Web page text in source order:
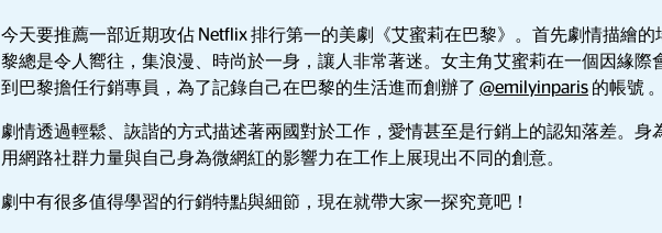
今天要推薦一部近期攻佔 Netflix 排行第一的美劇《艾蜜莉在巴黎》。首先劇情描繪的
黎總是令人嚮往，集浪漫、時尚於一身，讓人非常著迷。女主角艾蜜莉在一個因緣際
到巴黎擔任行銷專員，為了記錄自己在巴黎的生活進而創辦了 @emilyinparis 的帳號 。
劇情透過輕鬆、詼諧的方式描述著兩國對於工作，愛情甚至是行銷上的認知落差。身
用網路社群力量與自己身為微網紅的影響力在工作上展現出不同的創意。
劇中有很多值得學習的行銷特點與細節，現在就帶大家一探究竟吧！